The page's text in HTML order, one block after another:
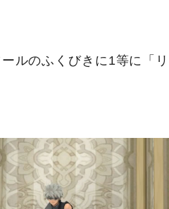
ルのふくびきに1等に「